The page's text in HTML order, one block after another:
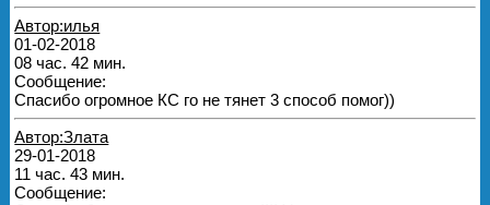
Автор:илья
01-02-2018
08 час. 42 мин.
Сообщение:
Спасибо огромное КС го не тянет 3 способ помог))
Автор:Злата
29-01-2018
11 час. 43 мин.
Сообщение: